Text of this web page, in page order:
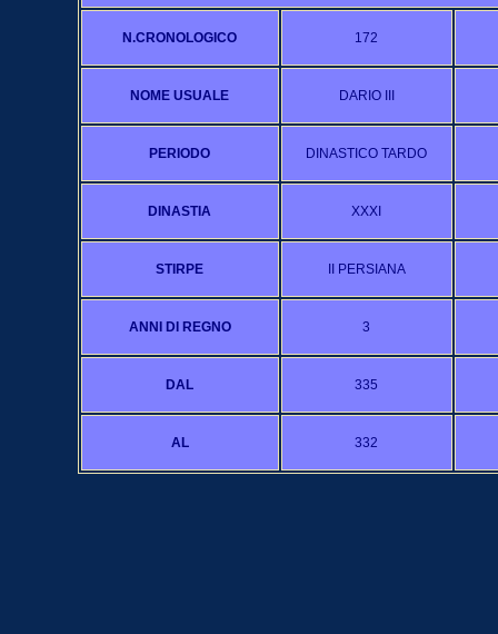
N.CRONOLOGICO 172
NOME USUALE DARIO III
PERIODO DINASTICO TARDO
DINASTIA XXXI
STIRPE II PERSIANA
ANNI DI REGNO 3
DAL 335
AL 332